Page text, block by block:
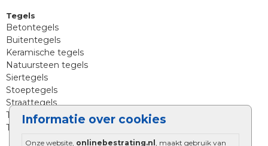
Informatie over cookies
Onze website, onlinebestrating.nl
, maakt gebruik van
Tegels
Betontegels
Buitentegels
Keramische tegels
Natuursteen tegels
Siertegels
Stoeptegels
Straattegels
Terrastegels
Tuintegels